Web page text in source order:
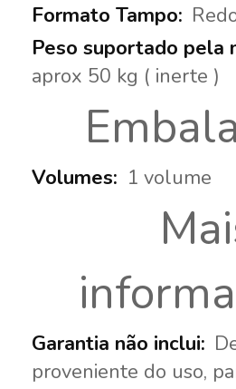
aprox 50 kg ( inerte )
1 volume
proveniente do uso,